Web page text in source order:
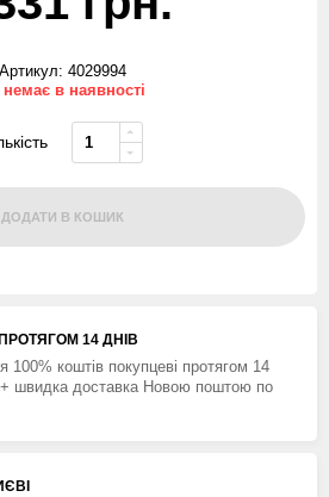
Артикул: 4029994
немає в наявності
ДОДАТИ В КОШИК
14 ДНIВ
100% коштів покупцеві протягом 14
+ швидка доставка Новою поштою по